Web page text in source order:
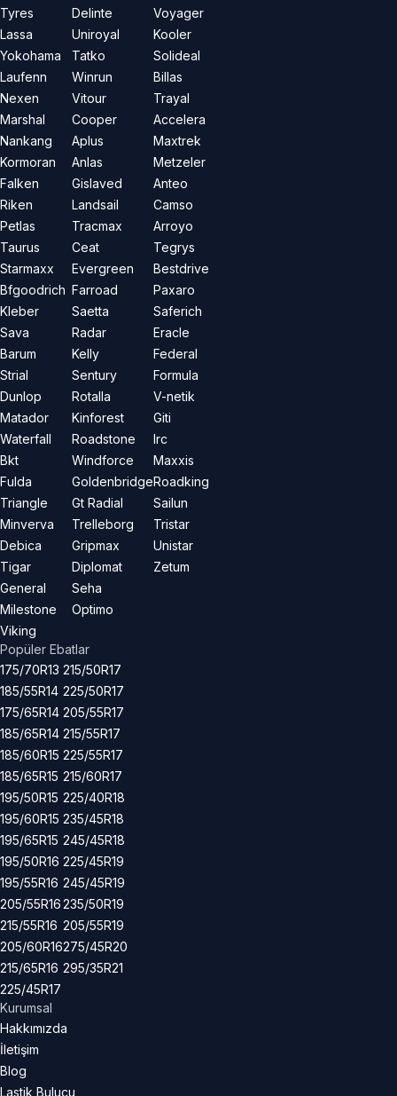
Tyres
Lassa
Yokohama
Laufenn
Nexen
Marshal
Nankang
Kormoran
Falken
Riken
Petlas
Taurus
Starmaxx
Bfgoodrich
Kleber
Sava
Barum
Strial
Dunlop
Matador
Waterfall
Bkt
Fulda
Triangle
Minverva
Debica
Tigar
General
Milestone
Viking
Delinte
Uniroyal
Tatko
Winrun
Vitour
Cooper
Aplus
Anlas
Gislaved
Landsail
Tracmax
Ceat
Evergreen
Farroad
Saetta
Radar
Kelly
Sentury
Rotalla
Kinforest
Roadstone
Windforce
Goldenbridge
Gt Radial
Trelleborg
Gripmax
Diplomat
Seha
Optimo
Voyager
Kooler
Solideal
Billas
Trayal
Accelera
Maxtrek
Metzeler
Anteo
Camso
Arroyo
Tegrys
Bestdrive
Paxaro
Saferich
Eracle
Federal
Formula
V-netik
Giti
Irc
Maxxis
Roadking
Sailun
Tristar
Unistar
Zetum
Popüler Ebatlar
175/70R13
185/55R14
175/65R14
185/65R14
185/60R15
185/65R15
195/50R15
195/60R15
195/65R15
195/50R16
195/55R16
205/55R16
215/55R16
205/60R16
215/65R16
225/45R17
215/50R17
225/50R17
205/55R17
215/55R17
225/55R17
215/60R17
225/40R18
235/45R18
245/45R18
225/45R19
245/45R19
235/50R19
205/55R19
275/45R20
295/35R21
Kurumsal
Hakkımızda
İletişim
Blog
Lastik Bulucu